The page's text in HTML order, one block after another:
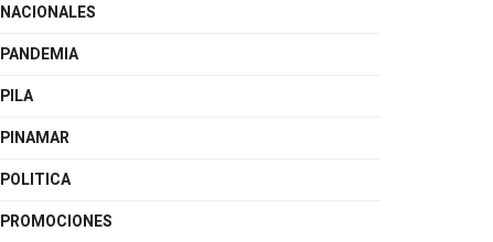
NACIONALES
PANDEMIA
PILA
PINAMAR
POLITICA
PROMOCIONES